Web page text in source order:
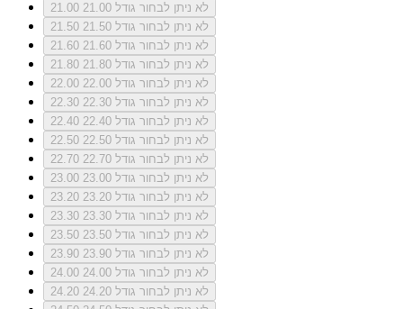
21.00
לא ניתן לבחור גודל 21.00
21.50
לא ניתן לבחור גודל 21.50
21.60
לא ניתן לבחור גודל 21.60
21.80
לא ניתן לבחור גודל 21.80
22.00
לא ניתן לבחור גודל 22.00
22.30
לא ניתן לבחור גודל 22.30
22.40
לא ניתן לבחור גודל 22.40
22.50
לא ניתן לבחור גודל 22.50
22.70
לא ניתן לבחור גודל 22.70
23.00
לא ניתן לבחור גודל 23.00
23.20
לא ניתן לבחור גודל 23.20
23.30
לא ניתן לבחור גודל 23.30
23.50
לא ניתן לבחור גודל 23.50
23.90
לא ניתן לבחור גודל 23.90
24.00
לא ניתן לבחור גודל 24.00
24.20
לא ניתן לבחור גודל 24.20